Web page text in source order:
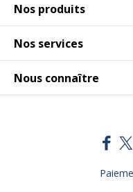
Nos produits
Nos services
Nous connaître